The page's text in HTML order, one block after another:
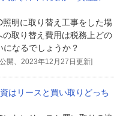
照明に取り替え工事をした場
の取り替え費用は税務上どの
になるでしょうか？
開、2023年12月27日更新]
はリースと買い取りどっち